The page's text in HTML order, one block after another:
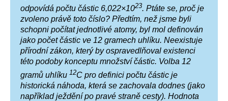
odpovídá počtu částic 6,022×1023. Ptáte se, proč je
zvoleno právě toto číslo? Předtím, než jsme byli
schopni počítat jednotlivé atomy, byl mol definován
jako počet částic ve 12 gramech uhlíku. Neexistuje
přírodní zákon, který by ospravedlňoval existenci
této podoby konceptu množství částic. Volba 12
gramů uhlíku 12C pro definici počtu částic je
historická náhoda, která se zachovala dodnes (jako
například ježdění po pravé straně cesty). Hodnota